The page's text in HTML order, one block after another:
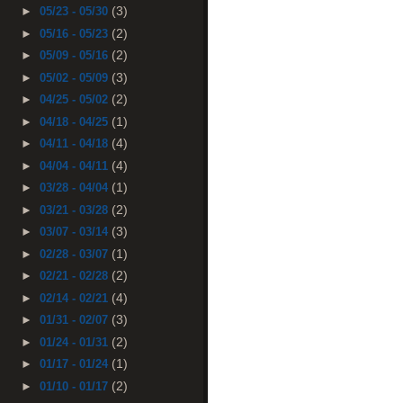
► 05/23 - 05/30 (3)
► 05/16 - 05/23 (2)
► 05/09 - 05/16 (2)
► 05/02 - 05/09 (3)
► 04/25 - 05/02 (2)
► 04/18 - 04/25 (1)
► 04/11 - 04/18 (4)
► 04/04 - 04/11 (4)
► 03/28 - 04/04 (1)
► 03/21 - 03/28 (2)
► 03/07 - 03/14 (3)
► 02/28 - 03/07 (1)
► 02/21 - 02/28 (2)
► 02/14 - 02/21 (4)
► 01/31 - 02/07 (3)
► 01/24 - 01/31 (2)
► 01/17 - 01/24 (1)
► 01/10 - 01/17 (2)